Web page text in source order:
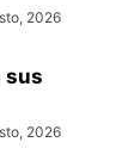
2026
sus
2026